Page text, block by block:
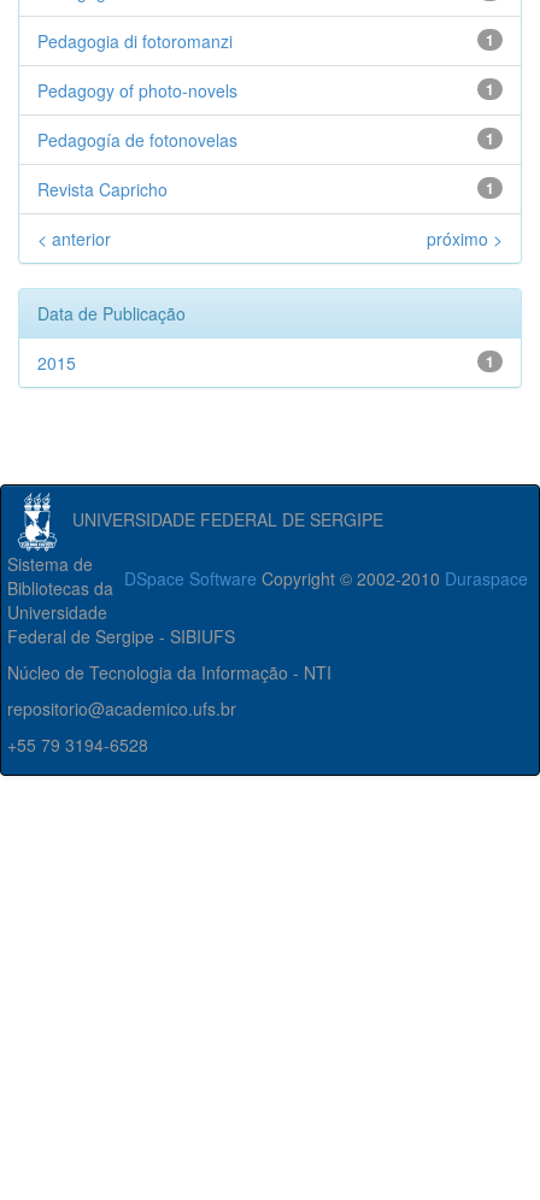
1
Pedagogia di fotoromanzi
1
Pedagogy of photo-novels
1
Pedagogía de fotonovelas
1
Revista Capricho
< anterior próximo >
Data de Publicação
1
2015
UNIVERSIDADE FEDERAL DE SERGIPE
DSpace Software Copyright © 2002-2010 Duraspace
Sistema de
Bibliotecas da
Universidade
Federal de Sergipe - SIBIUFS
Núcleo de Tecnologia da Informação - NTI
repositorio@academico.ufs.br
+55 79 3194-6528